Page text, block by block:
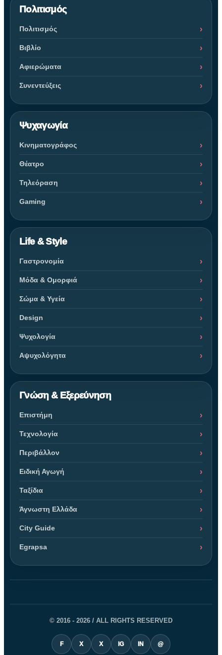
Πολιτισμός
Πολιτισμός
Βιβλίο
Αφιερώματα
Συνεντεύξεις
Ψυχαγωγία
Κινηματογράφος
Θέατρο
Τηλεόραση
Gaming
Life & Style
Γαστρονομία
Μόδα & Ομορφιά
Σώμα & Υγεία
Design
Ψυχολογία
Αψυχολόγητα
Γνώση & Εξερεύνηση
Επιστήμη
Τεχνολογία
Περιβάλλον
Ειδική Αγωγή
Ταξίδια
Άγνωστη Ελλάδα
City Guide
Egrapsa
© 2016 - 2026 / ALL RIGHTS RESERVED
F X X IG IN @